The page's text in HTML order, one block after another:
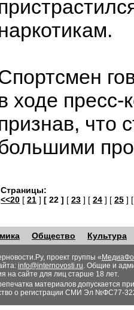
ходе
что
Страницы:
<<20 [ 21 ] [ 22 ] [ 23 ] [ 24 ] [ 25 ]
Общество Культура
проект группы «
info@internovosti.ru. Общие и
на сайте для лиц старше 18 лет.
материалов допускается
о регистрации СМИ Эл №ФС77-